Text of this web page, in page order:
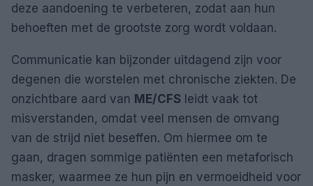
deze aandoening te verbeteren, zodat aan hun
behoeften met de grootste zorg wordt voldaan.
Communicatie kan bijzonder uitdagend zijn voor
degenen die worstelen met chronische ziekten. De
onzichtbare aard van ME/CFS leidt vaak tot
misverstanden, omdat veel mensen de omvang
van de strijd niet beseffen. Om hiermee om te
gaan, dragen sommige patiënten een metaforisch
masker, waarmee ze hun pijn en vermoeidheid voor